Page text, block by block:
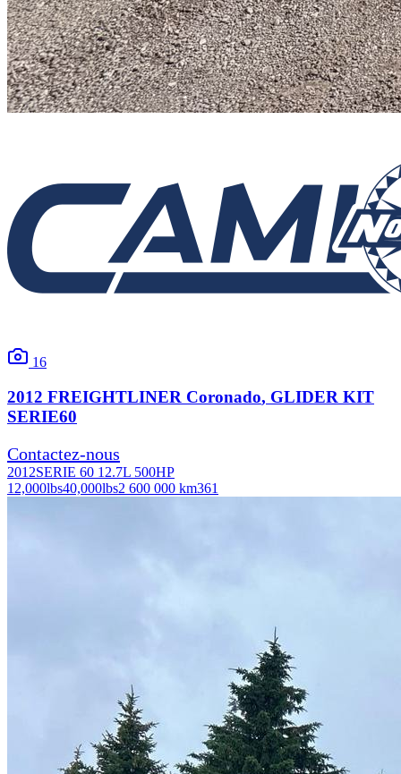
16
2012 FREIGHTLINER Coronado, GLIDER KIT
SERIE60
Contactez-nous
2012SERIE 60 12.7L 500HP
12,000lbs40,000lbs2 600 000 km361